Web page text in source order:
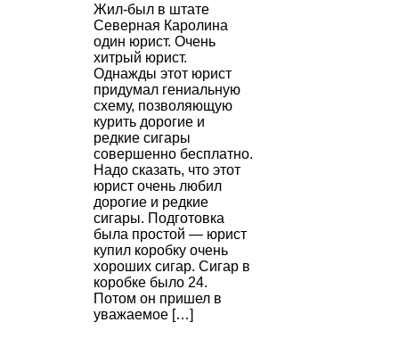
Жил-был в штате
Северная Каролина
один юрист. Очень
хитрый юрист.
Однажды этот юрист
придумал гениальную
схему, позволяющую
курить дорогие и
редкие сигары
совершенно бесплатно.
Надо сказать, что этот
юрист очень любил
дорогие и редкие
сигары. Подготовка
была простой — юрист
купил коробку очень
хороших сигар. Сигар в
коробке было 24.
Потом он пришел в
уважаемое […]